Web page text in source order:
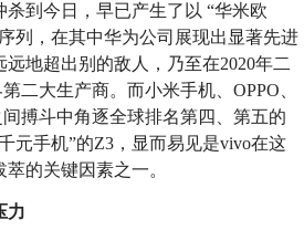
到今日，早已产生了以 “华米欧
列，在其中华为公司展现出显著先进
地超出别的敌人，乃至在2020年二
二大生产商。而小米手机、OPPO、
搏斗中角逐全球排名第四、第五的
元手机”的Z3，显而易见是vivo在这
的关键因素之一。
力